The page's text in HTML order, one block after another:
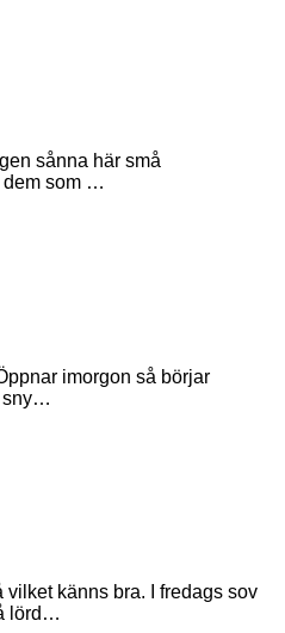
sånna här små
dem som …
imorgon så börjar
sny…
känns bra. I fredags sov
lörd…